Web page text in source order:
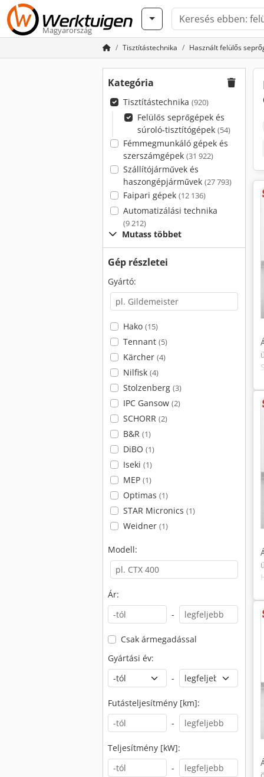
Magyarország
Tisztítástechnika Használt felülős
Kategória
Tisztítástechnika (920)
Felülős seprőgépek és
súroló-tisztítógépek (54)
Fémmegmunkáló gépek és
szerszámgépek (31 922)
Szállítójárművek és
haszongépjárművek (27 793)
Faipari gépek (12 136)
Automatizálási technika
(9 212)
Mutass többet
Gép részletei
Gyártó:
Hako (15)
Tennant (5)
Kärcher (4)
Nilfisk (4)
Stolzenberg (3)
IPC Gansow (2)
SCHORR (2)
B&R (1)
DiBO (1)
Iseki (1)
MEP (1)
Optimas (1)
STAR Micronics (1)
Weidner (1)
Modell:
Ár:
-
Csak ármegadással
Gyártási év:
-
Futásteljesítmény [km]:
-
Teljesítmény [kW]:
-